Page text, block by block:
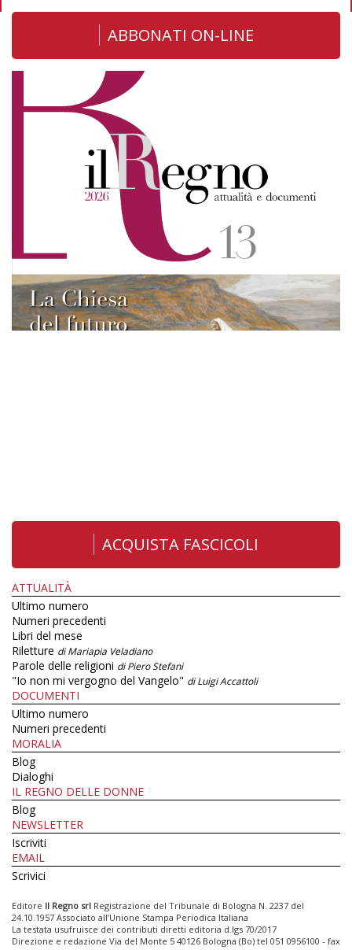
ABBONATI ON-LINE
ACQUISTA FASCICOLI
ATTUALITÀ
Ultimo numero
Numeri precedenti
Libri del mese
Riletture di Mariapia Veladiano
Parole delle religioni di Piero Stefani
"Io non mi vergogno del Vangelo" di Luigi Accattoli
DOCUMENTI
Ultimo numero
Numeri precedenti
MORALIA
Blog
Dialoghi
IL REGNO DELLE DONNE
Blog
NEWSLETTER
Iscriviti
EMAIL
Scrivici
Editore Il Regno srl Registrazione del Tribunale di Bologna N. 2237 del
24.10.1957 Associato all’Unione Stampa Periodica Italiana
La testata usufruisce dei contributi diretti editoria d.lgs 70/2017
Direzione e redazione Via del Monte 5 40126 Bologna (Bo) tel 051 0956100 - fax